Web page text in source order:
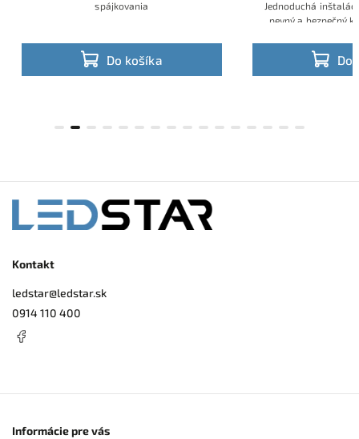
Do košíka
spájkovania
Do
Jednoduchá
pevný a bezpečný
stupňovým uhlom,
nebude
Kontakt
ledstar@ledstar.sk
0914 110 400
Informácie pre vás